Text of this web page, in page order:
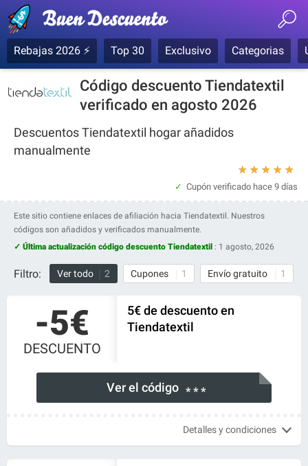
Rebajas 2026 ⚡ Top 30 Exclusivo Categorias
Código descuento Tiendatextil
verificado en agosto 2026
Descuentos Tiendatextil hogar añadidos
manualmente
★
★
★
★
★
Cupón verificado hace 9 días
Este sitio contiene enlaces de afiliación hacia Tiendatextil. Nuestros
códigos son añadidos y verificados manualmente.
✓ Última actualización código descuento Tiendatextil : 1 agosto, 2026
Filtro: Ver todo 2 Cupones 1 Envío gratuito 1
-5€
DESCUENTO
5€ de descuento en
Tiendatextil
Ver el código * * *
Detalles y condiciones